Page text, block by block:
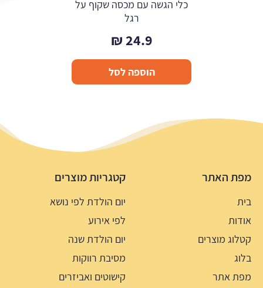
כלי הגשה עם מכסה שקוף על
רגל
24.9
₪
הוספה לסל
מפת האתר
בית
אודות
קטלוג מוצרים
בלוג
מפת אתר
קטגריות מוצרים
יום הולדת לפי נושא
לפי אירוע
יום הולדת שנה
מסיבת רווקות
קישוטים ואביזרים